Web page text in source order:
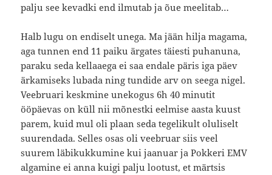
palju see kevadki end ilmutab ja õue meelitab…
Halb lugu on endiselt unega. Ma jään hilja magama,
aga tunnen end 11 paiku ärgates täiesti puhanuna,
paraku seda kellaaega ei saa endale päris iga päev
ärkamiseks lubada ning tundide arv on seega nigel.
Veebruari keskmine unekogus 6h 40 minutit
ööpäevas on küll nii mõnestki eelmise aasta kuust
parem, kuid mul oli plaan seda tegelikult oluliselt
suurendada. Selles osas oli veebruar siis veel
suurem läbikukkumine kui jaanuar ja Pokkeri EMV
algamine ei anna kuigi palju lootust, et märtsis